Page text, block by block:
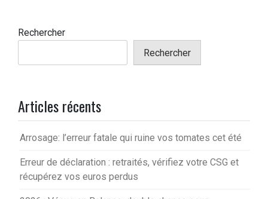
Rechercher
Rechercher
Articles récents
Arrosage: l’erreur fatale qui ruine vos tomates cet été
Erreur de déclaration : retraités, vérifiez votre CSG et
récupérez vos euros perdus